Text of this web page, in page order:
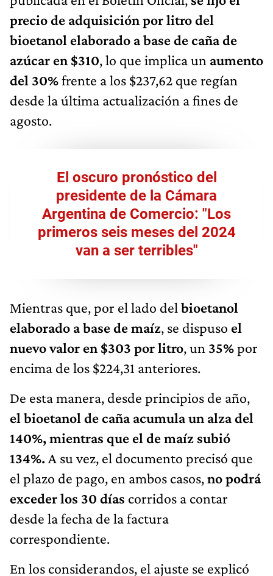
precio de adquisición por litro del
bioetanol elaborado a base de caña de
azúcar en $310, lo que implica un aumento
del 30%frente a los $237,62 que regían
desde la última actualización a fines de
agosto.
El oscuro pronóstico del
presidente de la Cámara
Argentina de Comercio: "Los
primeros seis meses del 2024
van a ser terribles"
Mientras que, por el lado del bioetanol
elaborado a base de maíz, se dispuso el
nuevo valor en $303 por litro, un 35%por
encima de los $224,31 anteriores.
De esta manera, desde principios de año,
el bioetanol de caña acumula un alza del
140%, mientras que el de maíz subió
134%. A su vez, el documento precisó que
el plazo de pago, en ambos casos,no podrá
exceder los 30 días corridos a contar
desde la fecha de la factura
correspondiente.
En los considerandos, el ajuste se explicó